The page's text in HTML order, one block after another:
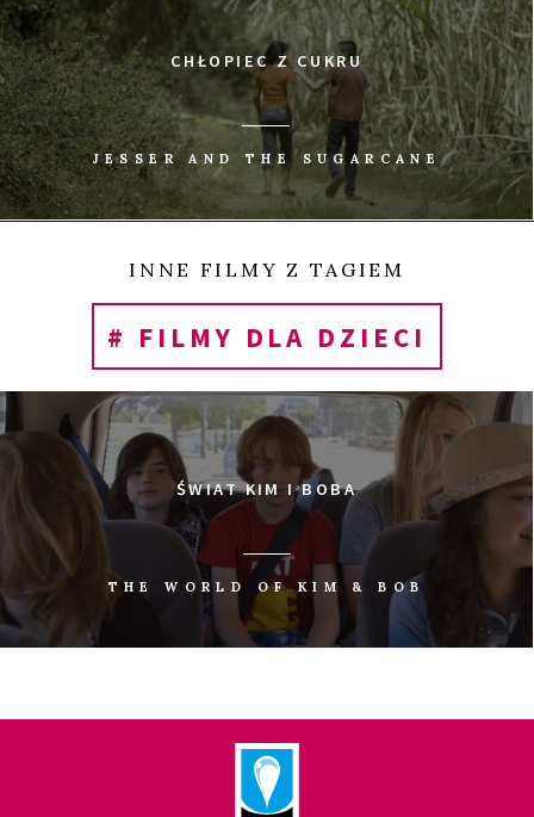
CHŁOPIEC Z CUKRU
JESSER AND THE SUGARCANE
INNE FILMY Z TAGIEM
# FILMY DLA DZIECI
ŚWIAT KIM I BOBA
THE WORLD OF KIM & BOB